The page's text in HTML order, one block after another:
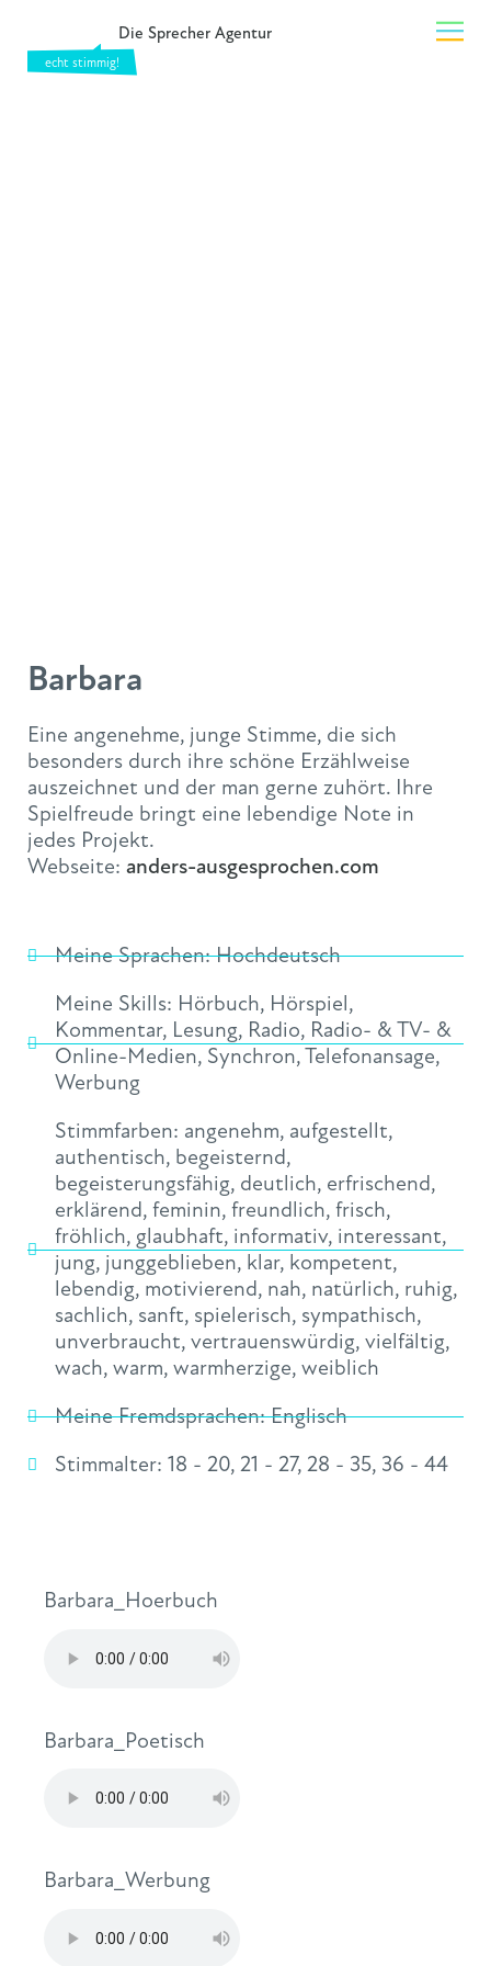
Die Sprecher Agentur
Barbara
Eine angenehme, junge Stimme, die sich
besonders durch ihre schöne Erzählweise
auszeichnet und der man gerne zuhört. Ihre
Spielfreude bringt eine lebendige Note in
jedes Projekt.
Webseite: anders-ausgesprochen.com
Meine Sprachen:Hochdeutsch
Meine Skills: Hörbuch, Hörspiel,
Kommentar, Lesung, Radio, Radio- & TV- &
Online-Medien, Synchron,Telefonansage,
Werbung
Stimmfarben: angenehm, aufgestellt,
authentisch, begeisternd,
begeisterungsfähig, deutlich, erfrischend,
erklärend, feminin, freundlich, frisch,
fröhlich, glaubhaft, informativ, interessant,
jung, junggeblieben, klar, kompetent,
lebendig, motivierend, nah, natürlich, ruhig,
sachlich, sanft, spielerisch, sympathisch,
unverbraucht, vertrauenswürdig, vielfältig,
wach, warm, warmherzige, weiblich
Meine Fremdsprachen:Englisch
Stimmalter: 18 - 20, 21 - 27, 28 - 35, 36 - 44
Barbara_Hoerbuch
Barbara_Poetisch
Barbara_Werbung